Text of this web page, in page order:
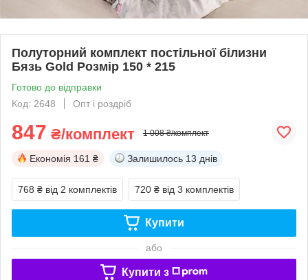
Полуторний комплект постільної білизни
Бязь Gold Розмір 150 * 215
Готово до відправки
Код: 2648
Опт і роздріб
847 ₴/комплект 1 008 ₴/комплект
Економія 161 ₴ Залишилось 13 днів
768 ₴ від 2 комплектів 720 ₴ від 3 комплектів
Купити
або
Купити з